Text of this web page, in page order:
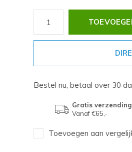
Bestel nu, betaal over 30
Gratis verzending
Vanaf €65,-
Toevoegen aan